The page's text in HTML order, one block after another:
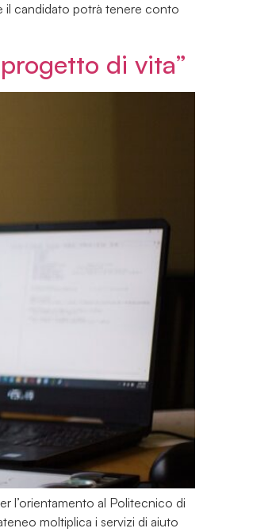
il candidato potrà tenere conto
di vita”
l’orientamento al Politecnico di
moltiplica i servizi di aiuto